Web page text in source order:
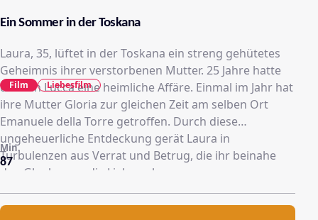
Ein Sommer in der Toskana
Laura, 35, lüftet in der Toskana ein streng gehütetes
Geheimnis ihrer verstorbenen Mutter. 25 Jahre hatte
diese in Lucca eine heimliche Affäre. Einmal im Jahr hat
ihre Mutter Gloria zur gleichen Zeit am selben Ort
Emanuele della Torre getroffen. Durch diese
ungeheuerliche Entdeckung gerät Laura in
Turbulenzen aus Verrat und Betrug, die ihr beinahe
den Glauben an die Liebe nehmen.
87
Min.
Film Liebesfilm